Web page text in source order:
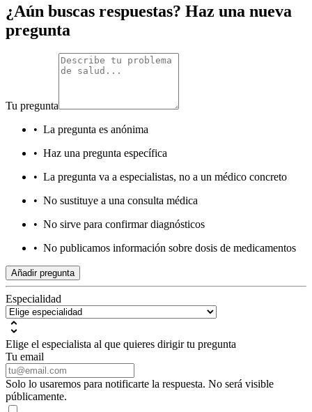
¿Aún buscas respuestas? Haz una nueva
pregunta
Tu pregunta
• La pregunta es anónima
• Haz una pregunta específica
• La pregunta va a especialistas, no a un médico concreto
• No sustituye a una consulta médica
• No sirve para confirmar diagnósticos
• No publicamos información sobre dosis de medicamentos
Añadir pregunta
Especialidad
Elige el especialista al que quieres dirigir tu pregunta
Tu email
Solo lo usaremos para notificarte la respuesta. No será visible
públicamente.